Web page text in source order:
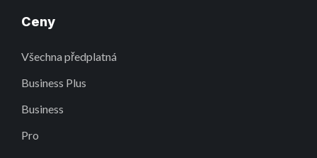
Ceny
Všechna předplatná
Business Plus
Business
Pro